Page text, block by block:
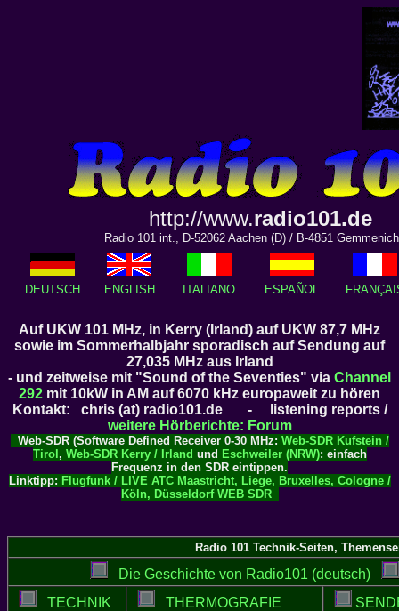
http://www.radio101.de
Radio 101 int., D-52062 Aachen (D) / B-4851
DEUTSCH ENGLISH ITALIANO ESPAÑOL
Auf UKW 101 MHz, in Kerry (Irland) auf UKW 87,7 MHz
sowie im Sommerhalbjahr sporadisch auf Sendung auf
27,035 MHz aus Irland
- und zeitweise mit "Sound of the Seventies" via Channel
292 mit 10kW in AM auf 6070 kHz europaweit zu hören
Kontakt: chris (at) radio101.de - listening reports /
weitere Hörberichte: Forum
Web-SDR (Software Defined Receiver 0-30 MHz: Web-SDR Kufstein /
Tirol , Web-SDR Kerry / Irland und Eschweiler (NRW): einfach
Frequenz in den SDR eintippen.
Linktipp: Flugfunk / LIVE ATC Maastricht, Liege, Bruxelles, Cologne /
Köln, Düsseldorf WEB SDR
Radio 101 Technik-Seiten,
Die Geschichte von Radio101 (deutsch)
TECHNIK
THERMOGRAFIE